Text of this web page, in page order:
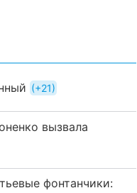
+21
вызвала
фонтанчики: